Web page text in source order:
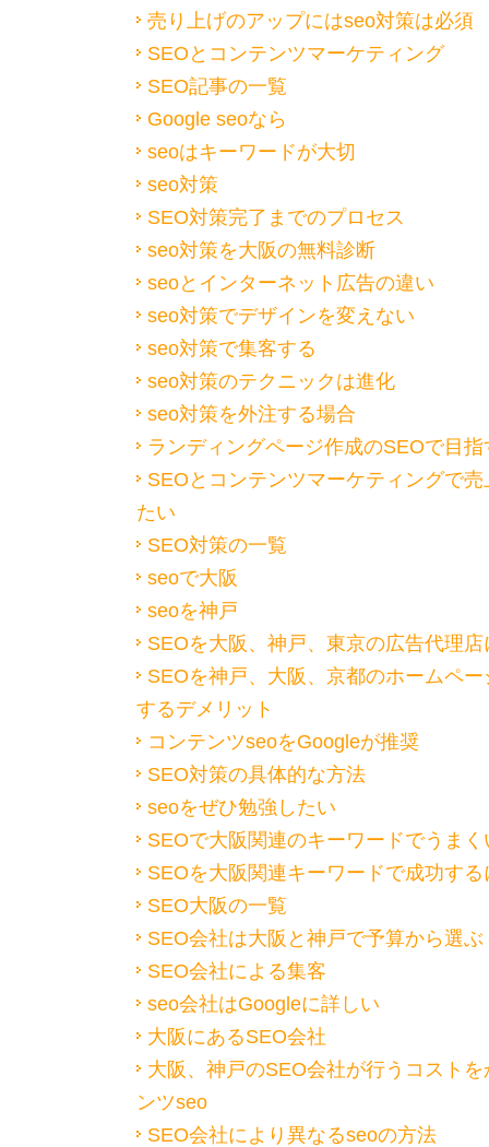
売り上げのアップにはseo対策は必須
SEOとコンテンツマーケティング
SEO記事の一覧
Google seoなら
seoはキーワードが大切
seo対策
SEO対策完了までのプロセス
seo対策を大阪の無料診断
seoとインターネット広告の違い
seo対策でデザインを変えない
seo対策で集客する
seo対策のテクニックは進化
seo対策を外注する場合
ランディングページ作成のSEOで目
SEOとコンテンツマーケティングで
たい
SEO対策の一覧
seoで大阪
seoを神戸
SEOを大阪、神戸、東京の広告代理店
SEOを神戸、大阪、京都のホームペ
するデメリット
コンテンツseoをGoogleが推奨
SEO対策の具体的な方法
seoをぜひ勉強したい
SEOで大阪関連のキーワードでうま
SEOを大阪関連キーワードで成功する
SEO大阪の一覧
SEO会社は大阪と神戸で予算から選ぶ
SEO会社による集客
seo会社はGoogleに詳しい
大阪にあるSEO会社
大阪、神戸のSEO会社が行うコスト
ンツseo
SEO会社により異なるseoの方法